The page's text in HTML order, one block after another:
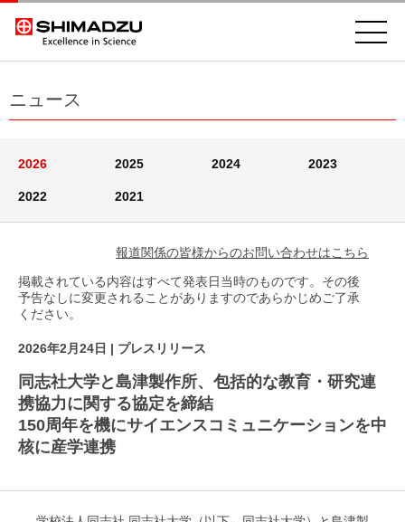
ニュース
2026 2025 2024 2023
2022 2021
報道関係の皆様からのお問い合わせはこちら
掲載されている内容はすべて発表日当時のものです。その後
予告なしに変更されることがありますのであらかじめご了承
ください。
2026年2月24日 | プレスリリース
同志社大学と島津製作所、包括的な教育・研究連
携協力に関する協定を締結
150周年を機にサイエンスコミュニケーションを中
核に産学連携